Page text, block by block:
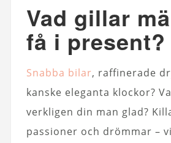
Vad gillar
få i present?
Snabba bilar, raffinerade
kanske eleganta klockor?
verkligen din man glad?
passioner och drömmar –